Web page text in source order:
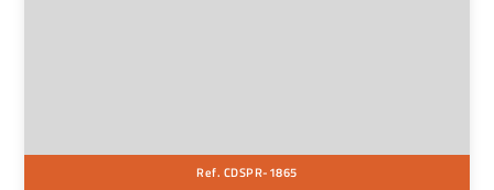
Ref. CDSPR-1865